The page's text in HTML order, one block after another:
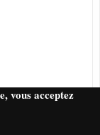
vous acceptez